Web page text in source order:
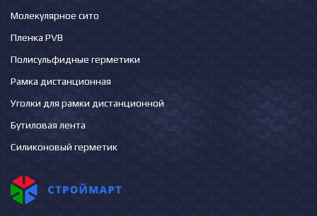
Молекулярное сито
Пленка PVB
Полисульфидные герметики
Рамка дистанционная
Уголки для рамки дистанционной
Бутиловая лента
Силиконовый герметик